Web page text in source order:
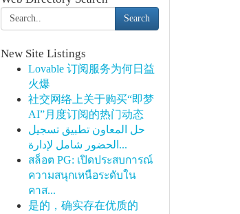
Search
New Site Listings
Lovable 订阅服务为何日益
火爆
社交网络上关于购买“即梦
AI”月度订阅的热门动态
حل المعاون تطبيق تسجيل
الحضور شامل لإدارة...
สล็อต PG: เปิดประสบการณ์
ความสนุกเหนือระดับใน
คาส...
是的，确实存在优质的